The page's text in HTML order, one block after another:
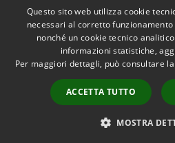
Accessibilità
Questo sito web utilizza cookie
necessari al corretto
nonché un cookie tecnico
informazioni statistiche,
Per maggiori dettagli, può consultare
ACCETTA TUTTO
MOSTRA